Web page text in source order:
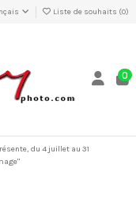
Liste de souhaits (0)
0
du 4 juillet au 31